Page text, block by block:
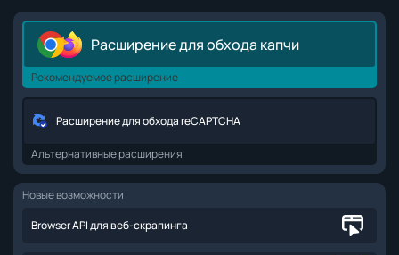
Расширение для обхода капчи
Рекомендуемое расширение
Расширение для обхода reCAPTCHA
Альтернативные расширения
Новые возможности
Browser API для веб-скрапинга